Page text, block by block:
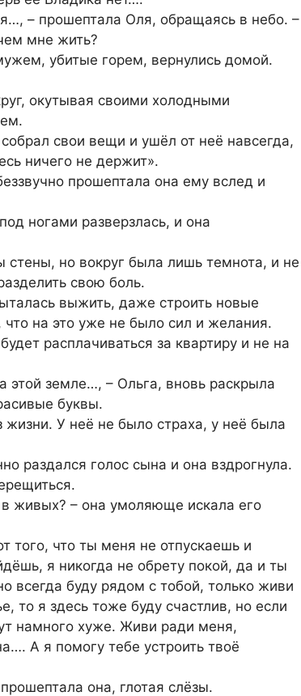
– прошептала Оля, обращаясь в небо. –
мне жить?
убитые горем, вернулись домой.
окутывая своими холодными
свои вещи и ушёл от неё навсегда,
ничего не держит».
прошептала она ему вслед и
ногами разверзлась, и она
стены, но вокруг была лишь темнота, и не
свою боль.
выжить, даже строить новые
на это уже не было сил и желания.
расплачиваться за квартиру и не на
этой земле…, – Ольга, вновь раскрыла
буквы.
У неё не было страха, у неё была
раздался голос сына и она вздрогнула.
живых? – она умоляюще искала его
того, что ты меня не отпускаешь и
я никогда не обрету покой, да и ты
всегда буду рядом с тобой, только живи
то я здесь тоже буду счастлив, но если
намного хуже. Живи ради меня,
А я помогу тебе устроить твоё
она, глотая слёзы.